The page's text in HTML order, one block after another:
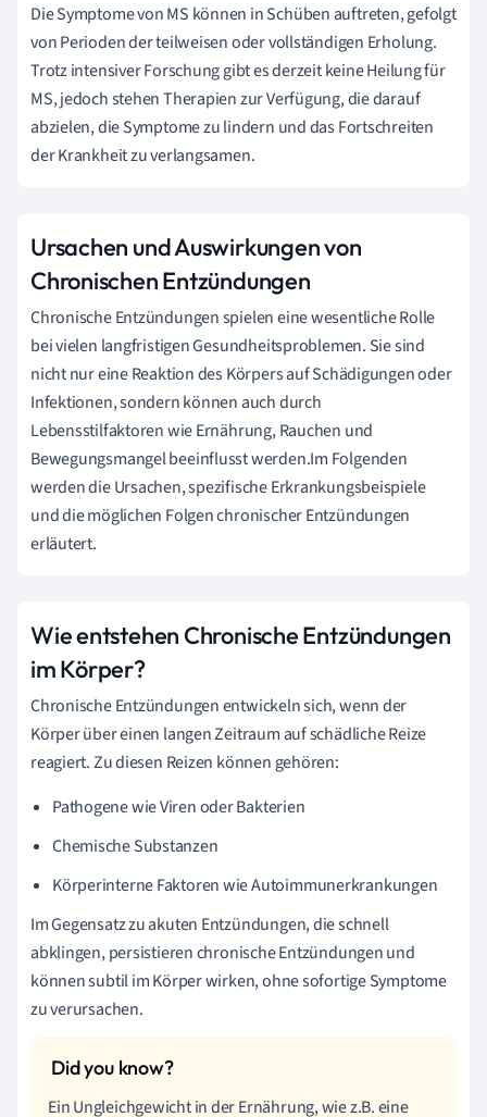
Die Symptome von MS können in Schüben auftreten, gefolgt
von Perioden der teilweisen oder vollständigen Erholung.
Trotz intensiver Forschung gibt es derzeit keine Heilung für
MS, jedoch stehen Therapien zur Verfügung, die darauf
abzielen, die Symptome zu lindern und das Fortschreiten
der Krankheit zu verlangsamen.
Ursachen und Auswirkungen von
Chronischen Entzündungen
Chronische Entzündungen spielen eine wesentliche Rolle
bei vielen langfristigen Gesundheitsproblemen. Sie sind
nicht nur eine Reaktion des Körpers auf Schädigungen oder
Infektionen, sondern können auch durch
Lebensstilfaktoren wie Ernährung, Rauchen und
Bewegungsmangel beeinflusst werden.Im Folgenden
werden die Ursachen, spezifische Erkrankungsbeispiele
und die möglichen Folgen chronischer Entzündungen
erläutert.
Wie entstehen Chronische Entzündungen
im Körper?
Chronische Entzündungen entwickeln sich, wenn der
Körper über einen langen Zeitraum auf schädliche Reize
reagiert. Zu diesen Reizen können gehören:
Pathogene wie Viren oder Bakterien
Chemische Substanzen
Körperinterne Faktoren wie Autoimmunerkrankungen
Im Gegensatz zu akuten Entzündungen, die schnell
abklingen, persistieren chronische Entzündungen und
können subtil im Körper wirken, ohne sofortige Symptome
zu verursachen.
Ein Ungleichgewicht in der Ernährung, wie z.B. eine